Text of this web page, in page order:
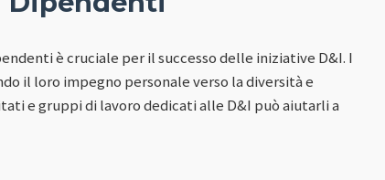
è cruciale per il successo delle iniziative D&I. I
il loro impegno personale verso la diversità e
e gruppi di lavoro dedicati alle D&I può aiutarli a